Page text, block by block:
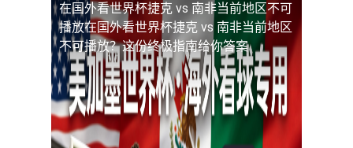
在国外看世界杯捷克 vs 南非当前地区不可
播放在国外看世界杯捷克 vs 南非当前地区
不可播放？这份终极指南给你答案